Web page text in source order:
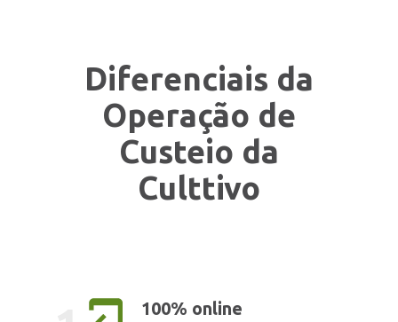
Diferenciais da
Operação de
Custeio da
Culttivo
100% online